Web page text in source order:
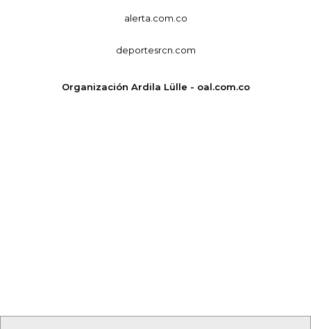
alerta.com.co
deportesrcn.com
Organización Ardila Lülle - oal.com.co